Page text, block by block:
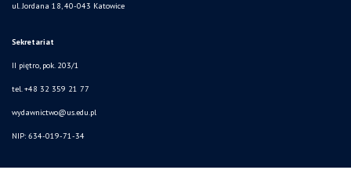
ul. Jordana 18, 40-043 Katowice
Sekretariat
II piętro, pok. 203/1
tel. +48 32 359 21 77
wydawnictwo@us.edu.pl
NIP: 634-019-71-34